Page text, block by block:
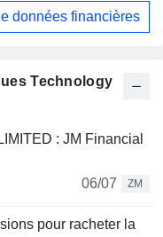
Technology
: JM Financial
06/07
ZM
pour racheter la
données financières